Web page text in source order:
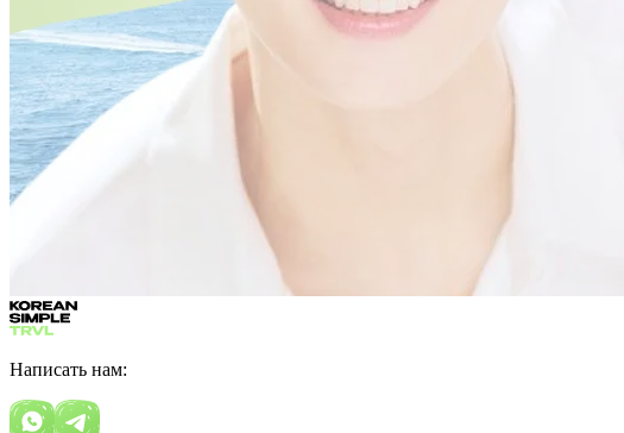
Написать нам: